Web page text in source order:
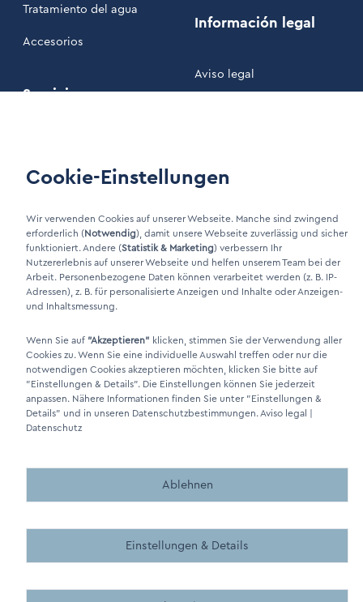
Tratamiento del agua
Accesorios
Servicio
Área de clientes
Información legal
Aviso legal
LinkIn Link
Xing Link
DINO Dampferzeuger GmbH - Generadores de vapor eléctricos
"Made in Germany" 2026
Made by BergMedia - Magento2 Design und Entwicklung aus
Made by BergMedia©
Cookie-Einstellungen
Wir verwenden Cookies auf unserer Webseite. Manche sind zwingend
erforderlich (Notwendig), damit unsere Webseite zuverlässig und sicher
funktioniert. Andere (Statistik & Marketing) verbessern Ihr
Nutzererlebnis auf unserer Webseite und helfen unserem Team bei der
Arbeit. Personenbezogene Daten können verarbeitet werden (z. B. IP-
Adressen), z. B. für personalisierte Anzeigen und Inhalte oder Anzeigen-
und Inhaltsmessung.
Wenn Sie auf "Akzeptieren" klicken, stimmen Sie der Verwendung aller
Cookies zu. Wenn Sie eine individuelle Auswahl treffen oder nur die
notwendigen Cookies akzeptieren möchten, klicken Sie bitte auf
"Einstellungen & Details". Die Einstellungen können Sie jederzeit
anpassen. Nähere Informationen finden Sie unter "Einstellungen &
Details" und in unseren Datenschutzbestimmungen.Aviso legal |
Datenschutz
Ablehnen
Einstellungen & Details